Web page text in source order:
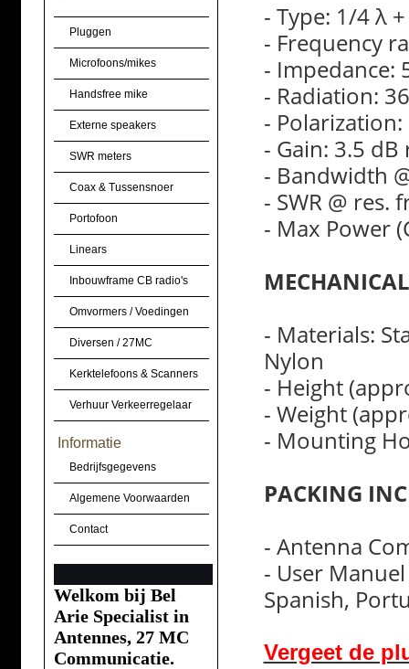
Pluggen
Microfoons/mikes
Handsfree mike
Externe speakers
SWR meters
Coax & Tussensnoer
Portofoon
Linears
Inbouwframe CB radio's
Omvormers / Voedingen
Diversen / 27MC
Kerktelefoons & Scanners
Verhuur Verkeerregelaar
Informatie
Bedrijfsgegevens
Algemene Voorwaarden
Contact
Welkom bij Bel
Arie Specialist in
Antennes, 27 MC
Communicatie.
- Type: 1/4 λ
- Frequency
- Impedance:
- Radiation:
-
- Gain: 3.5
- Bandwidth
- SWR @ res.
- Max Power
- Materials:
Nylon
- Height
- Weight
- Mounting
PACKING
- Antenna
- User
Spanish,
Vergeet de